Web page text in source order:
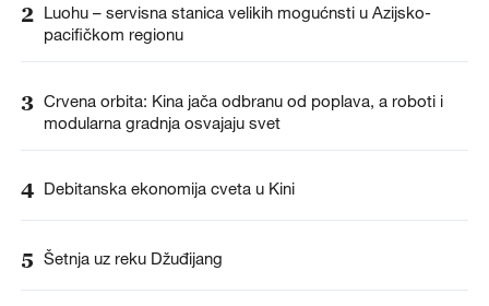
2 Luohu – servisna stanica velikih mogućnsti u Azijsko-
pacifičkom regionu
3 Crvena orbita: Kina jača odbranu od poplava, a roboti i
modularna gradnja osvajaju svet
4 Debitanska ekonomija cveta u Kini
5 Šetnja uz reku Džuđijang